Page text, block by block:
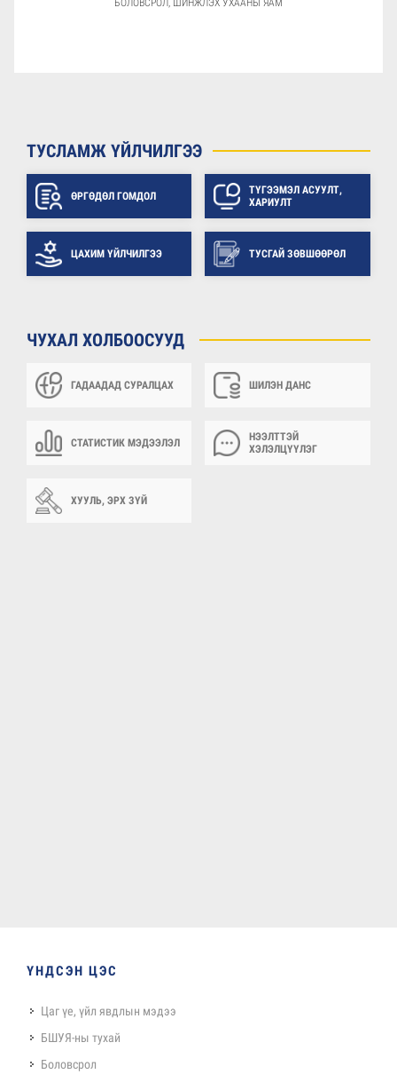
БОЛОВСРОЛ, ШИНЖЛЭХ УХААНЫ ЯАМ
ТУСЛАМЖ ҮЙЛЧИЛГЭЭ
ӨРГӨДӨЛ ГОМДОЛ
ТҮГЭЭМЭЛ АСУУЛТ,
ХАРИУЛТ
ЦАХИМ ҮЙЛЧИЛГЭЭ ТУСГАЙ ЗӨВШӨӨРӨЛ
ЧУХАЛ ХОЛБООСУУД
ГАДААДАД СУРАЛЦАХ ШИЛЭН ДАНС
СТАТИСТИК МЭДЭЭЛЭЛ
НЭЭЛТТЭЙ
ХЭЛЭЛЦҮҮЛЭГ
ХУУЛЬ, ЭРХ ЗҮЙ
ҮНДСЭН ЦЭС
Цаг үе, үйл явдлын мэдээ
БШУЯ-ны тухай
Боловсрол